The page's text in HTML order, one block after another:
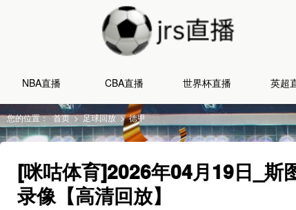
NBA直播 CBA直播 世界杯直播 英超
您的位置： 首页>足球回放>德甲
[咪咕体育]2026年04月19日_斯
录像【高清回放】